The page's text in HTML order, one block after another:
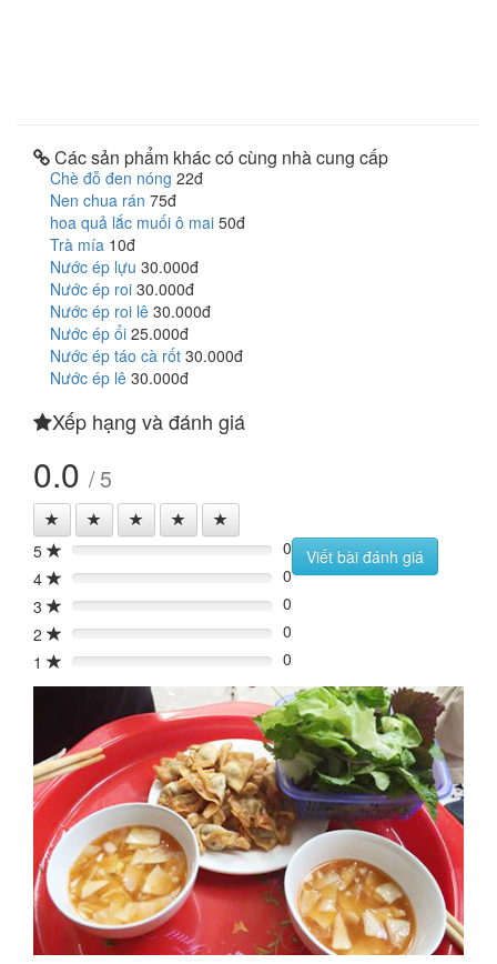
Các sản phẩm khác có cùng nhà cung cấp
Chè đỗ đen nóng 22đ
Nen chua rán 75đ
hoa quả lắc muối ô mai 50đ
Trà mía 10đ
Nước ép lựu 30.000đ
Nước ép roi 30.000đ
Nước ép roi lê 30.000đ
Nước ép ổi 25.000đ
Nước ép táo cà rốt 30.000đ
Nước ép lê 30.000đ
Xếp hạng và đánh giá
0.0 / 5
5 0%
0
4
0%
0
3
0%
0
2
0%
0
1
0% 0
Viết bài đánh giá